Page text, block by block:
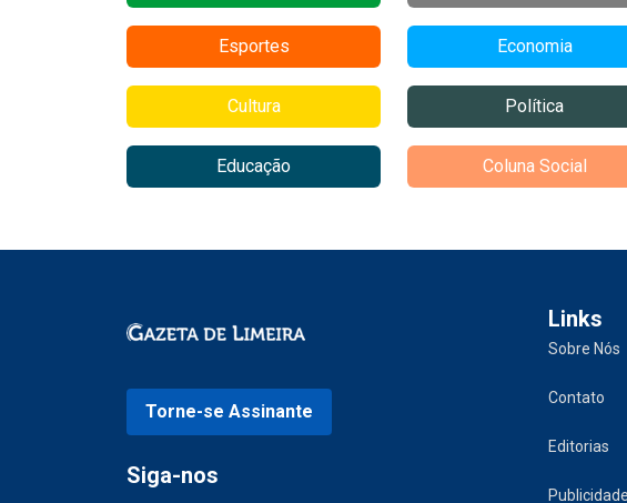
Esportes Economia
Cultura Política
Educação Coluna Social
Torne-se Assinante
Siga-nos
Links
Sobre Nós
Contato
Editorias